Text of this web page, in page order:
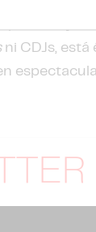
y
ni CDJs, está